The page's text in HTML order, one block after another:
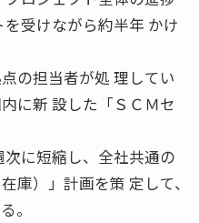
受けながら約半年 かけ
の担当者が処 理してい
に新 設した「ＳＣＭセ
に短縮し、全社共通の
庫）」計画を策 定して、
。